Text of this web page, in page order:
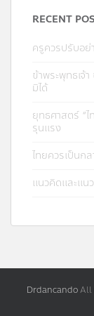
RECENT
ครูควรปรับอย่
ข้าพระพุทธเจ้
มิได้
ยุทธศาสตร์ “ไ
รุนแรง
ไทยควรเป็นก
แนวคิดและแน
DrdancandoAll